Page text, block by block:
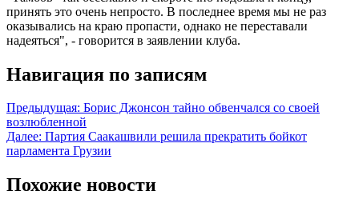
принять это очень непросто. В последнее время мы не раз
оказывались на краю пропасти, однако не переставали
надеяться", - говорится в заявлении клуба.
Навигация по записям
Предыдущая: Борис Джонсон тайно обвенчался со своей
возлюбленной
Далее: Партия Саакашвили решила прекратить бойкот
парламента Грузии
Похожие новости